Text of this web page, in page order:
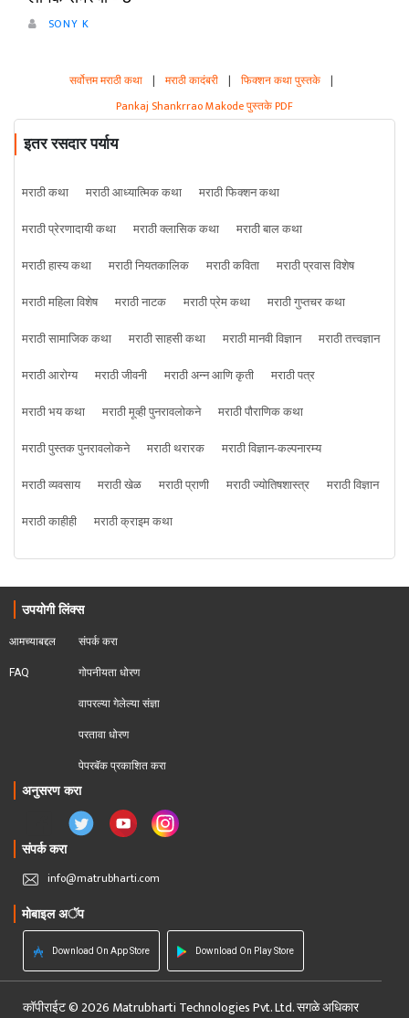
SONY K
सर्वोत्तम मराठी कथा | मराठी कादंबरी | फिक्शन कथा पुस्तके |
Pankaj Shankrrao Makode पुस्तके PDF
इतर रसदार पर्याय
मराठी कथा मराठी आध्यात्मिक कथा
मराठी फिक्शन कथा
मराठी प्रेरणादायी कथा
मराठी क्लासिक कथा
मराठी बाल कथा
मराठी हास्य कथा
मराठी नियतकालिक मराठी कविता
मराठी प्रवास विशेष
मराठी महिला विशेष
मराठी नाटक मराठी प्रेम कथा
मराठी गुप्तचर कथा
मराठी सामाजिक कथा
मराठी साहसी कथा मराठी मानवी विज्ञान
मराठी तत्त्वज्ञान
मराठी आरोग्य
मराठी जीवनी मराठी अन्न आणि कृती
मराठी पत्र
मराठी भय कथा
मराठी मूव्ही पुनरावलोकने
मराठी पौराणिक कथा
मराठी पुस्तक पुनरावलोकने
मराठी थरारक
मराठी विज्ञान-कल्पनारम्य
मराठी व्यवसाय
मराठी खेळ मराठी प्राणी मराठी ज्योतिषशास्त्र
मराठी विज्ञान
मराठी काहीही
मराठी क्राइम कथा
उपयोगी लिंक्स
आमच्याबद्दल
FAQ
संपर्क करा
गोपनीयता धोरण
वापरल्या गेलेल्या संज्ञा
परतावा धोरण
पेपरबॅक प्रकाशित करा
अनुसरण करा
संपर्क करा
info@matrubharti.com
मोबाइल अॅप
Download On App Store Download On Play Store
कॉपीराईट © 2026 Matrubharti Technologies Pvt. Ltd. सगळे अधिकार